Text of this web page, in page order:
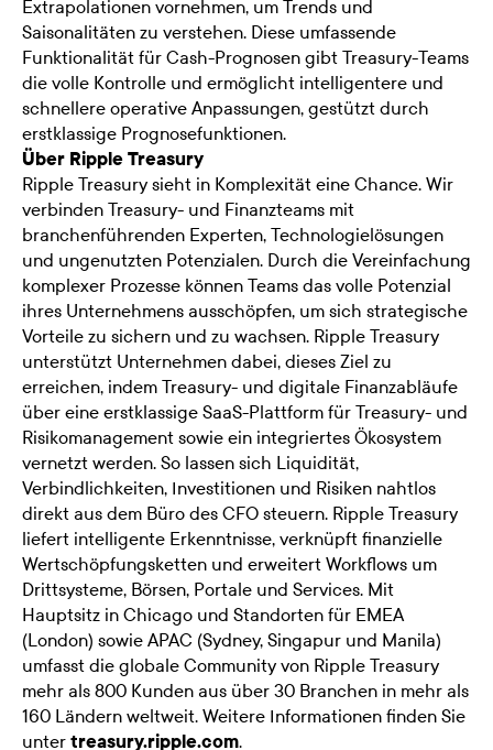
Extrapolationen vornehmen, um Trends und
Saisonalitäten zu verstehen. Diese umfassende
Funktionalität für Cash-Prognosen gibt Treasury-Teams
die volle Kontrolle und ermöglicht intelligentere und
schnellere operative Anpassungen, gestützt durch
erstklassige Prognosefunktionen.
Über Ripple Treasury
Ripple Treasury sieht in Komplexität eine Chance. Wir
verbinden Treasury- und Finanzteams mit
branchenführenden Experten, Technologielösungen
und ungenutzten Potenzialen. Durch die Vereinfachung
komplexer Prozesse können Teams das volle Potenzial
ihres Unternehmens ausschöpfen, um sich strategische
Vorteile zu sichern und zu wachsen. Ripple Treasury
unterstützt Unternehmen dabei, dieses Ziel zu
erreichen, indem Treasury- und digitale Finanzabläufe
über eine erstklassige SaaS-Plattform für Treasury- und
Risikomanagement sowie ein integriertes Ökosystem
vernetzt werden. So lassen sich Liquidität,
Verbindlichkeiten, Investitionen und Risiken nahtlos
direkt aus dem Büro des CFO steuern. Ripple Treasury
liefert intelligente Erkenntnisse, verknüpft finanzielle
Wertschöpfungsketten und erweitert Workflows um
Drittsysteme, Börsen, Portale und Services. Mit
Hauptsitz in Chicago und Standorten für EMEA
(London) sowie APAC (Sydney, Singapur und Manila)
umfasst die globale Community von Ripple Treasury
mehr als 800 Kunden aus über 30 Branchen in mehr als
160 Ländern weltweit. Weitere Informationen finden Sie
unter treasury.ripple.com.